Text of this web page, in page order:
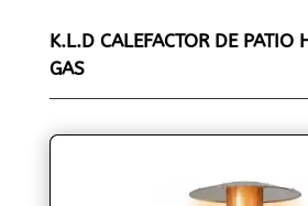
K.L.D CALEFACTOR DE PATIO
GAS